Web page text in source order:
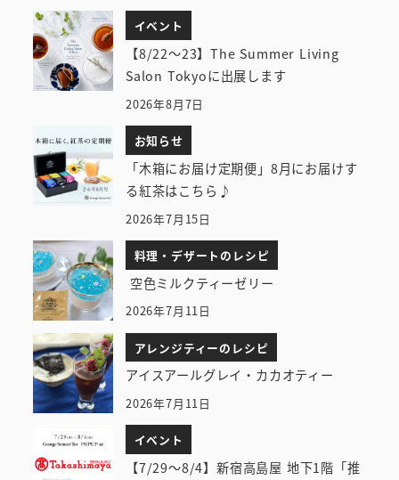
イベント
【8/22～23】The Summer Living
Salon Tokyoに出展します
2026年8月7日
お知らせ
「木箱にお届け定期便」8月にお届けす
る紅茶はこちら♪
2026年7月15日
料理・デザートのレシピ
空色ミルクティーゼリー
2026年7月11日
アレンジティーのレシピ
アイスアールグレイ・カカオティー
2026年7月11日
イベント
【7/29～8/4】新宿高島屋 地下1階「推